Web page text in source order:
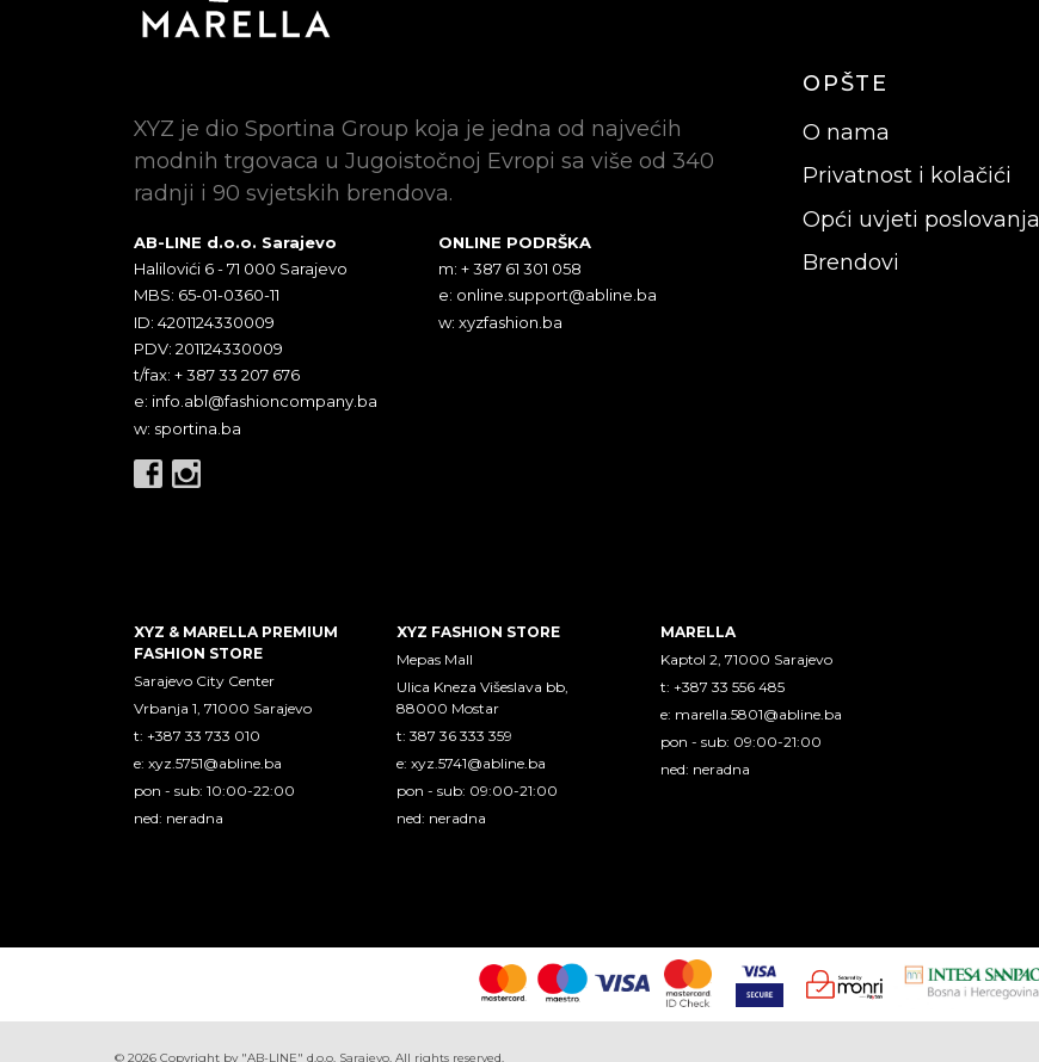
XYZ je dio Sportina Group koja je jedna od najvećih
modnih trgovaca u Jugoistočnoj Evropi sa više od 340
radnji i 90 svjetskih brendova.
AB-LINE d.o.o. Sarajevo
Halilovići 6 - 71 000 Sarajevo
MBS: 65-01-0360-11
ID: 4201124330009
PDV: 201124330009
t/fax: + 387 33 207 676
e: info.abl@fashioncompany.ba
w: sportina.ba
ONLINE PODRŠKA
m: + 387 61 301 058
e: online.support@abline.ba
w: xyzfashion.ba
OPŠTE
O nama
Privatnost i kolačići
Opći uvjeti poslovanja
Brendovi
XYZ & MARELLA PREMIUM
FASHION STORE
Sarajevo City Center
Vrbanja 1, 71000 Sarajevo
t: +387 33 733 010
e: xyz.5751@abline.ba
pon - sub: 10:00-22:00
ned: neradna
XYZ FASHION STORE
Mepas Mall
Ulica Kneza Višeslava bb,
88000 Mostar
t: 387 36 333 359
e:xyz.5741@abline.ba
pon - sub: 09:00-21:00
ned: neradna
MARELLA
Kaptol 2, 71000 Sarajevo
t: +387 33 556 485
e: marella.5801@abline.ba
pon - sub: 09:00-21:00
ned: neradna
© 2026 Copyright by "AB-LINE" d.o.o. Sarajevo. All rights reserved.